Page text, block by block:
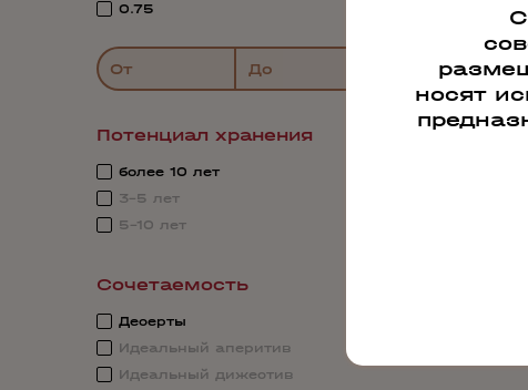
0.75
От До
Потенциал хранения
более 10 лет
3-5 лет
5-10 лет
Сочетаемость
Десерты
Идеальный аперитив
Идеальный дижестив
носят